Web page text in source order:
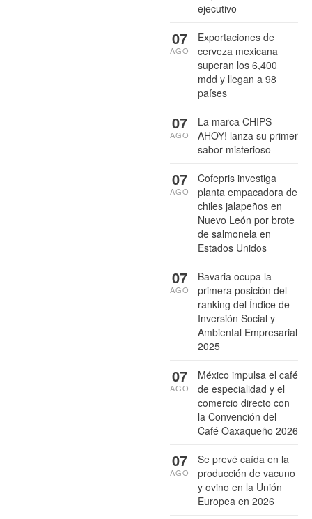
ejecutivo
Exportaciones de
cerveza mexicana
superan los 6,400
mdd y llegan a 98
países
07
AGO
La marca CHIPS
AHOY! lanza su primer
sabor misterioso
07
AGO
Cofepris investiga
planta empacadora de
chiles jalapeños en
Nuevo León por brote
de salmonela en
Estados Unidos
07
AGO
Bavaria ocupa la
primera posición del
ranking del Índice de
Inversión Social y
Ambiental Empresarial
2025
07
AGO
México impulsa el café
de especialidad y el
comercio directo con
la Convención del
Café Oaxaqueño 2026
07
AGO
Se prevé caída en la
producción de vacuno
y ovino en la Unión
Europea en 2026
07
AGO